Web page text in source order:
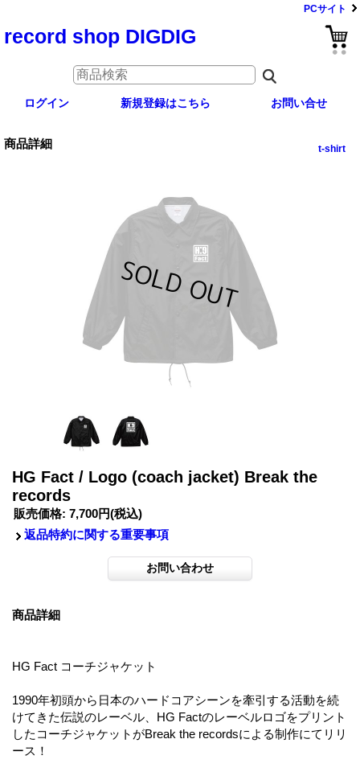
PCサイト
record shop DIGDIG
ログイン 新規登録はこちら お問い合せ
商品詳細 t-shirt
HG Fact / Logo (coach jacket) Break the
records
販売価格: 7,700円(税込)
返品特約に関する重要事項
商品詳細
HG Fact コーチジャケット
1990年初頭から日本のハードコアシーンを牽引する活動を続
けてきた伝説のレーベル、HG Factのレーベルロゴをプリント
したコーチジャケットがBreak the recordsによる制作にてリリ
ース！